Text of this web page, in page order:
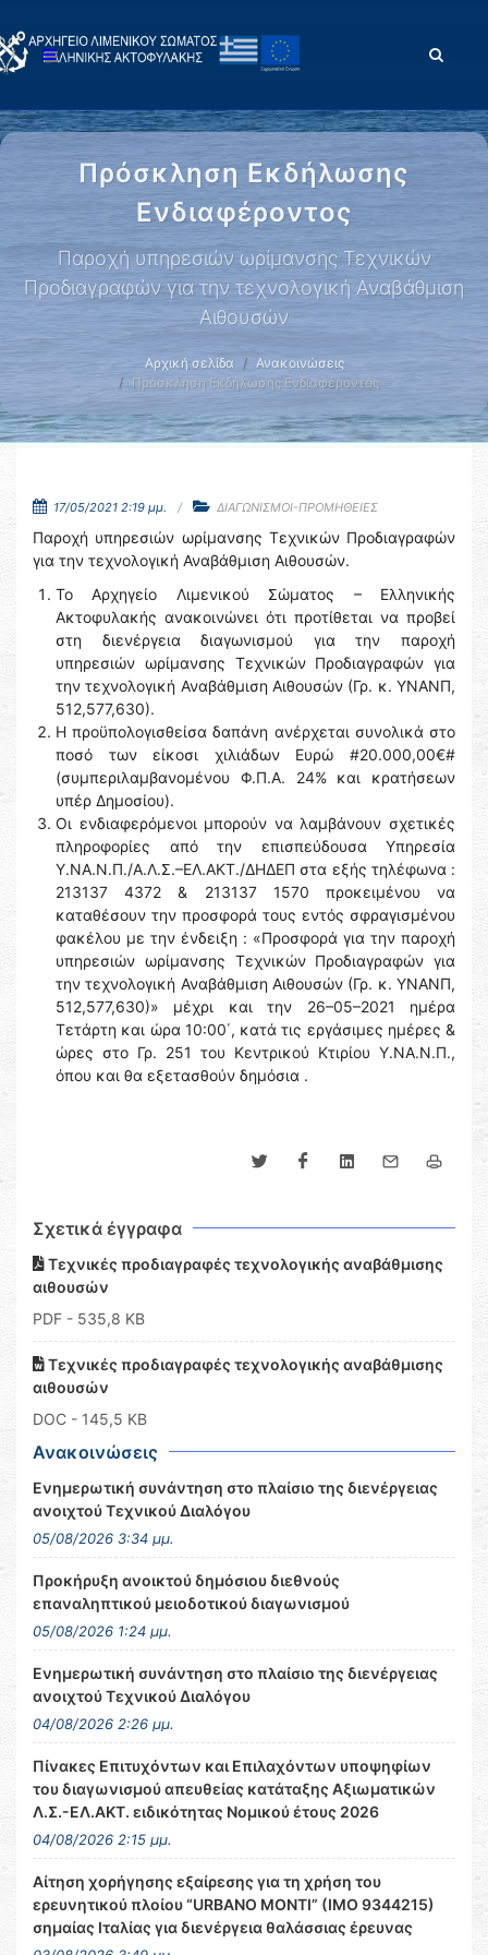
Πρόσκληση Εκδήλωσης
Ενδιαφέροντος
Παροχή υπηρεσιών ωρίμανσης Τεχνικών
Προδιαγραφών για την τεχνολογική Αναβάθμιση
Αιθουσών
Αρχική σελίδα
Ανακοινώσεις
Πρόσκληση Εκδήλωσης Ενδιαφέροντος
17/05/2021 2:19 μμ. ΔΙΑΓΩΝΙΣΜΟΙ-ΠΡΟΜΗΘΕΙΕΣ
Παροχή υπηρεσιών ωρίμανσης Τεχνικών Προδιαγραφών
για την τεχνολογική Αναβάθμιση Αιθουσών.
Το Αρχηγείο Λιμενικού Σώματος – Ελληνικής
Ακτοφυλακής ανακοινώνει ότι προτίθεται να προβεί
στη διενέργεια διαγωνισμού για την παροχή
υπηρεσιών ωρίμανσης Τεχνικών Προδιαγραφών για
την τεχνολογική Αναβάθμιση Αιθουσών (Γρ. κ. ΥΝΑΝΠ,
512,577,630).
Η προϋπολογισθείσα δαπάνη ανέρχεται συνολικά στο
ποσό των είκοσι χιλιάδων Ευρώ #20.000,00€#
(συμπεριλαμβανομένου Φ.Π.Α. 24% και κρατήσεων
υπέρ Δημοσίου).
Οι ενδιαφερόμενοι μπορούν να λαμβάνουν σχετικές
πληροφορίες από την επισπεύδουσα Υπηρεσία
Υ.ΝΑ.Ν.Π./Α.Λ.Σ.–ΕΛ.ΑΚΤ./ΔΗΔΕΠ στα εξής τηλέφωνα :
213137 4372 & 213137 1570 προκειμένου να
καταθέσουν την προσφορά τους εντός σφραγισμένου
φακέλου με την ένδειξη : «Προσφορά για την παροχή
υπηρεσιών ωρίμανσης Τεχνικών Προδιαγραφών για
την τεχνολογική Αναβάθμιση Αιθουσών (Γρ. κ. ΥΝΑΝΠ,
512,577,630)» μέχρι και την 26–05–2021 ημέρα
Τετάρτη και ώρα 10:00΄, κατά τις εργάσιμες ημέρες &
ώρες στο Γρ. 251 του Κεντρικού Κτιρίου Υ.ΝΑ.Ν.Π.,
όπου και θα εξετασθούν δημόσια .
Σχετικά έγγραφα
Τεχνικές προδιαγραφές τεχνολογικής αναβάθμισης
αιθουσών
PDF - 535,8 KB
Τεχνικές προδιαγραφές τεχνολογικής αναβάθμισης
αιθουσών
DOC - 145,5 KB
Ανακοινώσεις
Ενημερωτική συνάντηση στο πλαίσιο της διενέργειας
ανοιχτού Τεχνικού Διαλόγου
05/08/2026 3:34 μμ.
Προκήρυξη ανοικτού δημόσιου διεθνούς
επαναληπτικού μειοδοτικού διαγωνισμού
05/08/2026 1:24 μμ.
Ενημερωτική συνάντηση στο πλαίσιο της διενέργειας
ανοιχτού Τεχνικού Διαλόγου
04/08/2026 2:26 μμ.
Πίνακες Επιτυχόντων και Επιλαχόντων υποψηφίων
του διαγωνισμού απευθείας κατάταξης Αξιωματικών
Λ.Σ.-ΕΛ.ΑΚΤ. ειδικότητας Νομικού έτους 2026
04/08/2026 2:15 μμ.
Αίτηση χορήγησης εξαίρεσης για τη χρήση του
ερευνητικού πλοίου “URBANO MONTI” (IMO 9344215)
σημαίας Ιταλίας για διενέργεια θαλάσσιας έρευνας